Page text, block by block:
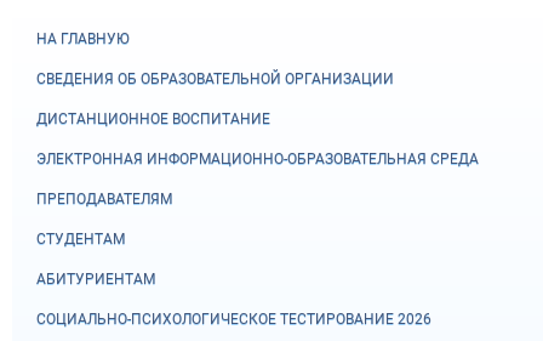
НА ГЛАВНУЮ
СВЕДЕНИЯ ОБ ОБРАЗОВАТЕЛЬНОЙ ОРГАНИЗАЦИИ
ДИСТАНЦИОННОЕ ВОСПИТАНИЕ
ЭЛЕКТРОННАЯ ИНФОРМАЦИОННО-ОБРАЗОВАТЕЛЬНАЯ СРЕДА
ПРЕПОДАВАТЕЛЯМ
СТУДЕНТАМ
АБИТУРИЕНТАМ
СОЦИАЛЬНО-ПСИХОЛОГИЧЕСКОЕ ТЕСТИРОВАНИЕ 2026